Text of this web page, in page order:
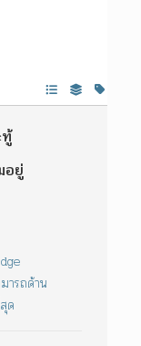
อยู่
ารถด้าน
ด